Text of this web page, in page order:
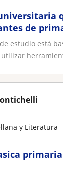
de
estudio está
y Literatura